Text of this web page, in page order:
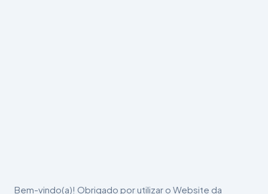
Bem-vindo(a)! Obrigado por utilizar o Website da